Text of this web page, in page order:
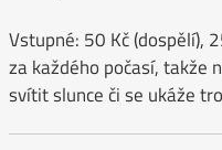
Vstupné: 50 Kč (dospělí),
za každého počasí, takže
svítit slunce či se ukáže